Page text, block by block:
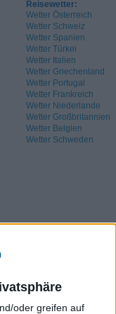
oder greifen auf
Reisewetter:
Wetter Österreich
Wetter Schweiz
Wetter Spanien
Wetter Türkei
Wetter Italien
Wetter Griechenland
Wetter Portugal
Wetter Frankreich
Wetter Niederlande
Wetter Großbritannien
Wetter Belgien
Wetter Schweden